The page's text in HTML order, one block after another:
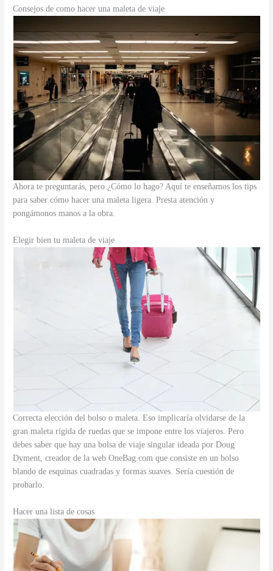
Consejos de como hacer una maleta de viaje
Ahora te preguntarás, pero ¿Cómo lo hago? Aquí te enseñamos los tips
para saber cómo hacer una maleta ligera. Presta atención y
pongámonos manos a la obra.
Elegir bien tu maleta de viaje
Correcta elección del bolso o maleta. Eso implicaría olvidarse de la
gran maleta rígida de ruedas que se impone entre los viajeros. Pero
debes saber que hay una bolsa de viaje singular ideada por Doug
Dyment, creador de la web OneBag.com que consiste en un bolso
blando de esquinas cuadradas y formas suaves. Sería cuestión de
probarlo.
Hacer una lista de cosas